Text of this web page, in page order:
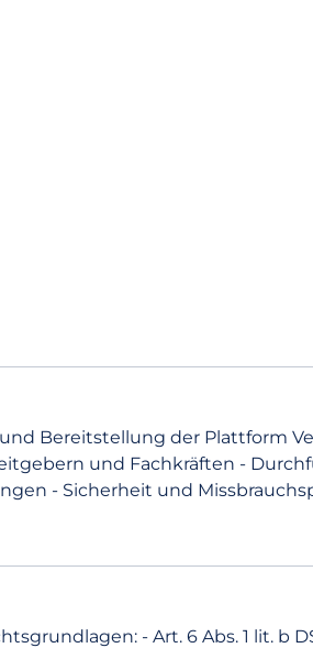
Bereitstellung der Plattform
und Fachkräften -
- Sicherheit und
- Art. 6 Abs. 1 lit. b